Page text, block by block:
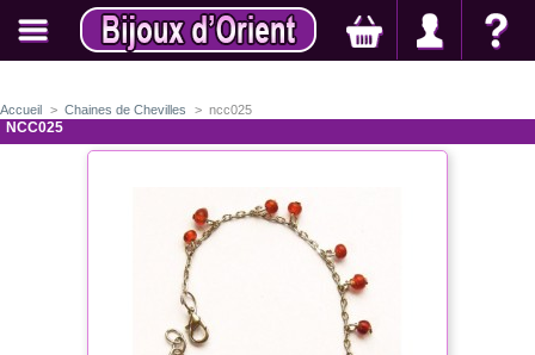
Accueil > Chaines de Chevilles > ncc025
NCC025